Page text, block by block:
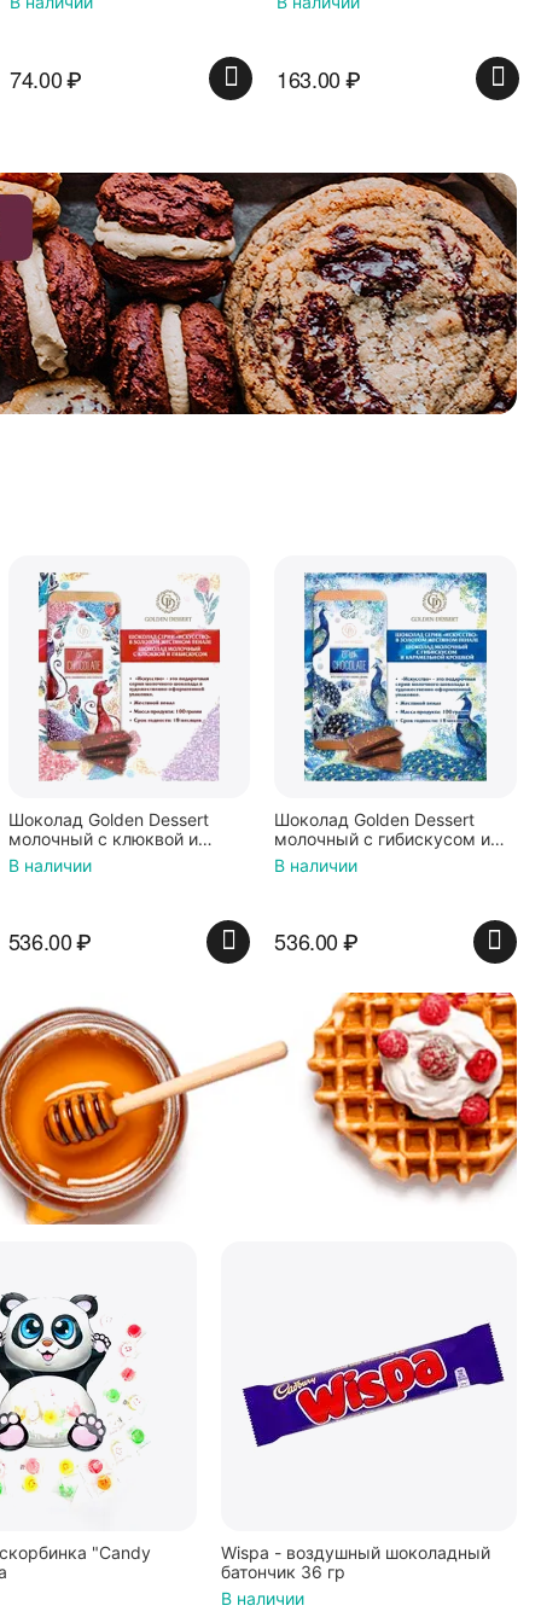
красной банке
163.00
Шоколад Golden Dessert
молочный с клюквой и
гибискусом (КОТИКИ) 100г
В наличии
536.00₽
Шоколад Golden Dessert
молочный с гибискусом и
карамельной крошкой (ЖАР
ПТИЦА) 100г
В наличии
536.00₽
"Candy
Wispa - воздушный шоколадный
батончик 36 гр
В наличии